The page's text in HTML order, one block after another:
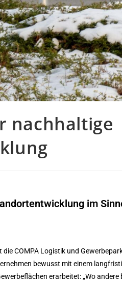
nachhaltige
im
COMPA Logistik und
bewusst mit einem
erarbeitet: „Wo andere